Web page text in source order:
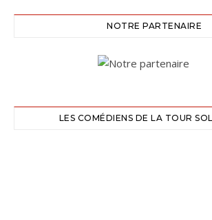
NOTRE PARTENAIRE
LES COMÉDIENS DE LA TOUR